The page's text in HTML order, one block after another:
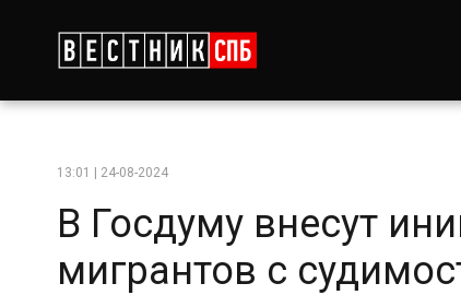
13:01 | 24-08-2024
В Госдуму внесут
мигрантов с